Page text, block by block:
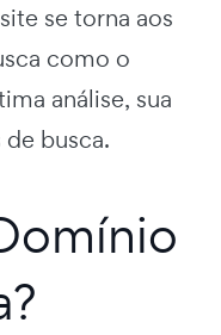
se torna aos
como o
análise, sua
busca.